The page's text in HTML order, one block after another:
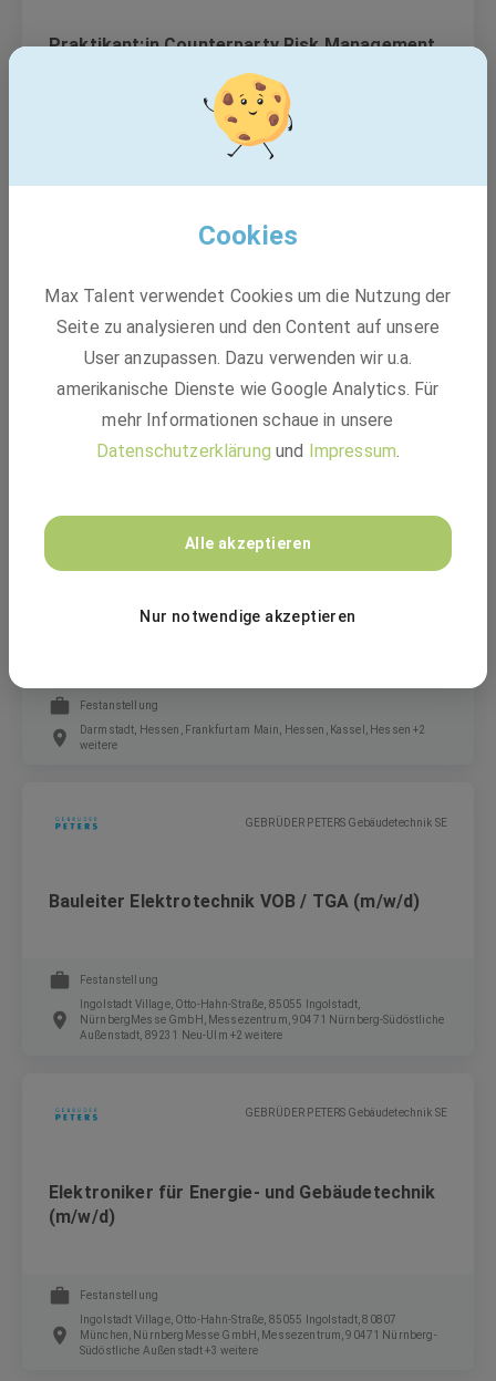
Praktikant:in Counterparty Risk Management
Ausbildung Chemikant:in (m/w/d)
Ausbildung
49448 Lemförde, Ludwigshafen
TÜV Technische Überwachung Hessen GmbH
Festanstellung
Darmstadt, Hessen, Frankfurt am Main, Hessen, Kassel, Hessen +2
weitere
GEBRÜDER PETERS Gebäudetechnik SE
Bauleiter Elektrotechnik VOB / TGA (m/w/d)
Festanstellung
Ingolstadt Village, Otto-Hahn-Straße, 85055 Ingolstadt,
NürnbergMesse GmbH, Messezentrum, 90471 Nürnberg-Südöstliche
Außenstadt, 89231 Neu-Ulm +2 weitere
GEBRÜDER PETERS Gebäudetechnik SE
Elektroniker für Energie- und Gebäudetechnik
(m/w/d)
Festanstellung
Ingolstadt Village, Otto-Hahn-Straße, 85055 Ingolstadt, 80807
München, NürnbergMesse GmbH, Messezentrum, 90471 Nürnberg-
Südöstliche Außenstadt +3 weitere
Cookies
Max Talent verwendet Cookies um die Nutzung der
Seite zu analysieren und den Content auf unsere
User anzupassen. Dazu verwenden wir u.a.
amerikanische Dienste wie Google Analytics. Für
mehr Informationen schaue in unsere
Datenschutzerklärung und Impressum.
Alle akzeptieren
Nur notwendige akzeptieren